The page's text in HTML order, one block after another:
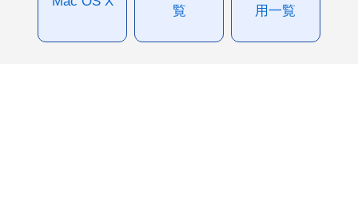
覧
用一覧